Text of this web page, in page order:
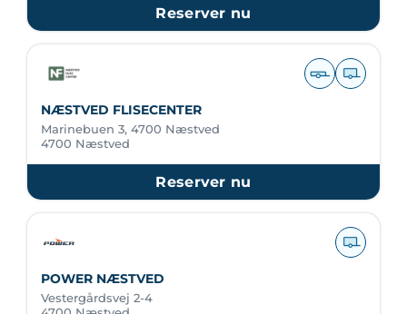
Reserver nu
NÆSTVED FLISECENTER
Marinebuen 3, 4700 Næstved
4700 Næstved
Reserver nu
POWER NÆSTVED
Vestergårdsvej 2-4